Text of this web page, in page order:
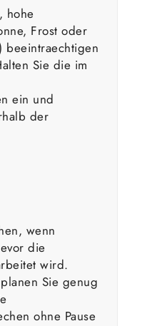
hohe
Frost oder
beeintraechtigen
Sie die im
ein und
der
wenn
die
wird.
Sie genug
ohne Pause